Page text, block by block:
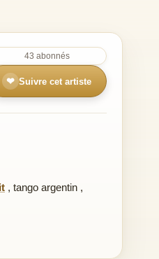
43 abonnés
❤ Suivre cet artiste
, tango argentin ,